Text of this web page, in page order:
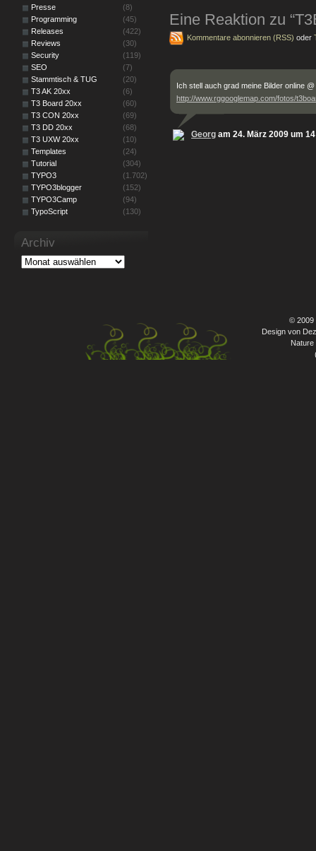
Eine Reaktion zu
Kommentare abonnieren (RSS) oder
Ich stell auch grad meine Bilder online @
http://www.rggooglemap.com/fotos/
Georg am 24. März 2009 um
Presse
(8)
Programming
(45)
Releases
(422)
Reviews
(30)
Security
(119)
SEO
(7)
Stammtisch & TUG
(20)
T3 AK 20xx
(6)
T3 Board 20xx
(60)
T3 CON 20xx
(69)
T3 DD 20xx
(68)
T3 UXW 20xx
(10)
Templates
(24)
Tutorial
(304)
TYPO3
(1.702)
TYPO3blogger
(152)
TYPO3Camp
(94)
TypoScript
(130)
Archiv
© 2009
Design von
Nature